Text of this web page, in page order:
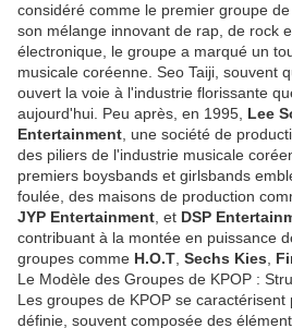
considéré comme le premier groupe
son mélange innovant de rap, de rock
électronique, le groupe a marqué un
musicale coréenne. Seo Taiji, souvent
ouvert la voie à l'industrie florissante
aujourd'hui. Peu après, en 1995, Lee
Entertainment , une société de
des piliers de l'industrie musicale
premiers boysbands et girlsbands
foulée, des maisons de production
JYP Entertainment , et DSP
contribuant à la montée en puissance
groupes comme H.O.T Sechs Kies
Le Modèle des Groupes de KPOP :
Les groupes de KPOP se
définie, souvent composée des